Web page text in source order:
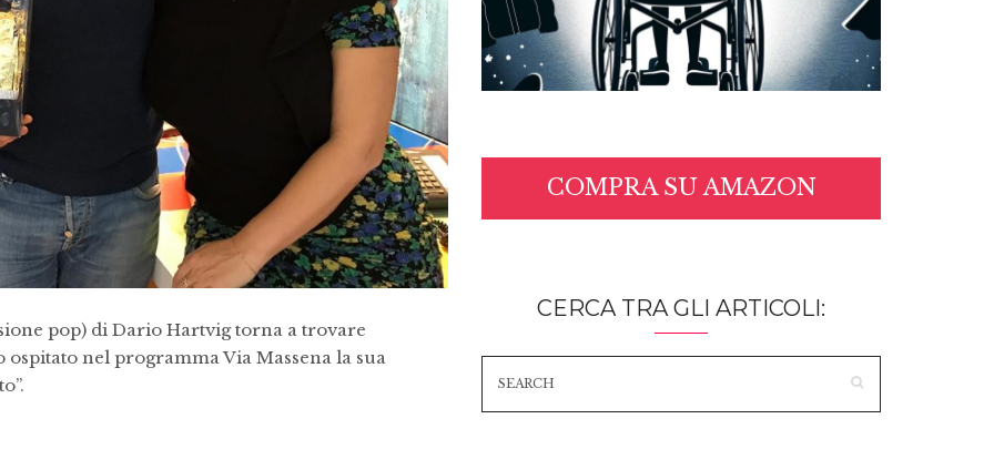
pop) di Dario Hartvig torna a trovare
nel programma Via Massena la sua
COMPRA SU AMAZON
CERCA TRA GLI ARTICOLI: